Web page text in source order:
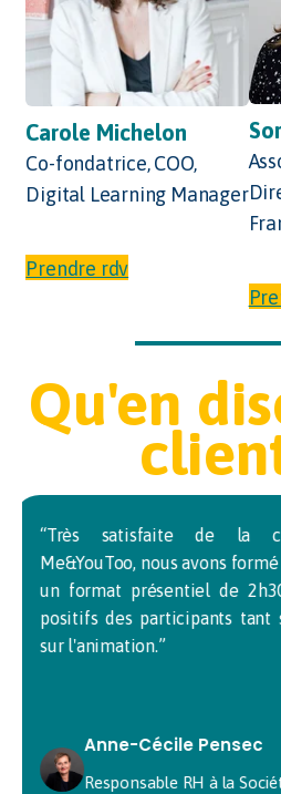
Carole Michelon
Co-fondatrice, COO,
Digital Learning Manager
Prendre rdv
Qu'en
“Votre équipe a fait preuve
d'écoute et d'adaptabilité de
contexte spécifique de
Chargé de mission
Compétences &